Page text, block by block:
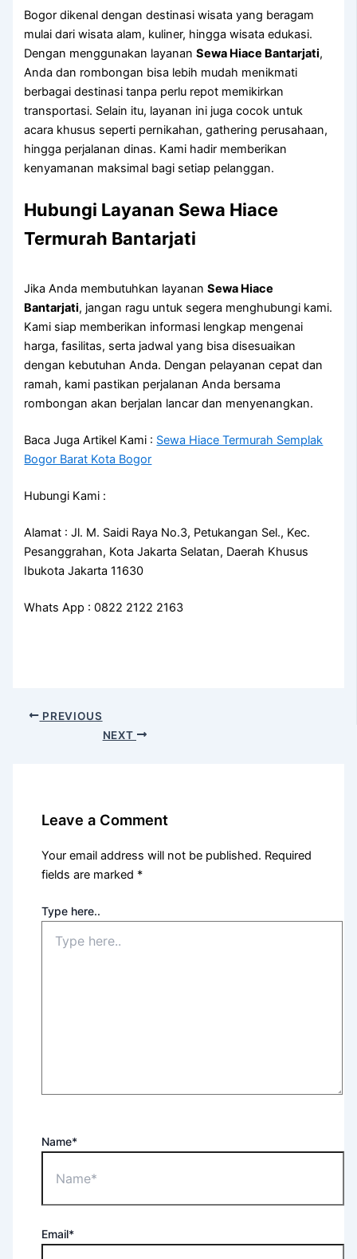
Bogor dikenal dengan destinasi wisata yang beragam
mulai dari wisata alam, kuliner, hingga wisata edukasi.
Dengan menggunakan layananSewa Hiace Bantarjati,
Anda dan rombongan bisa lebih mudah menikmati
berbagai destinasi tanpa perlu repot memikirkan
transportasi. Selain itu, layanan ini juga cocok untuk
acara khusus seperti pernikahan, gathering perusahaan,
hingga perjalanan dinas. Kami hadir memberikan
kenyamanan maksimal bagi setiap pelanggan.
Hubungi Layanan Sewa Hiace
Termurah Bantarjati
Jika Anda membutuhkan layananSewa Hiace
Bantarjati, jangan ragu untuk segera menghubungi kami.
Kami siap memberikan informasi lengkap mengenai
harga, fasilitas, serta jadwal yang bisa disesuaikan
dengan kebutuhan Anda. Dengan pelayanan cepat dan
ramah, kami pastikan perjalanan Anda bersama
rombongan akan berjalan lancar dan menyenangkan.
Baca Juga Artikel Kami : Sewa Hiace Termurah Semplak
Bogor Barat Kota Bogor
Hubungi Kami :
Alamat : Jl. M. Saidi Raya No.3, Petukangan Sel., Kec.
Pesanggrahan, Kota Jakarta Selatan, Daerah Khusus
Ibukota Jakarta 11630
Whats App : 0822 2122 2163
PREVIOUS
NEXT
Leave a Comment
Your email address will not be published. Required
fields are marked *
Type here..
Name*
Email*